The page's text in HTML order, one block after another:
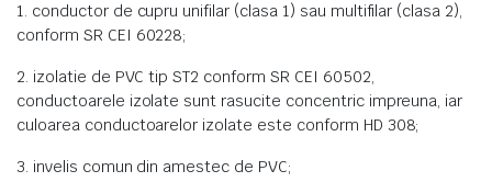
1. conductor de cupru unifilar (clasa 1) sau multifilar (clasa 2),
conform SR CEI 60228;
2. izolatie de PVC tip ST2 conform SR CEI 60502,
conductoarele izolate sunt rasucite concentric impreuna, iar
culoarea conductoarelor izolate este conform HD 308;
3. invelis comun din amestec de PVC;